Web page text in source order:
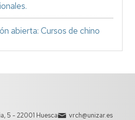
abierta: Cursos de chino
5 - 22001 Huesca
vrch@unizar.es